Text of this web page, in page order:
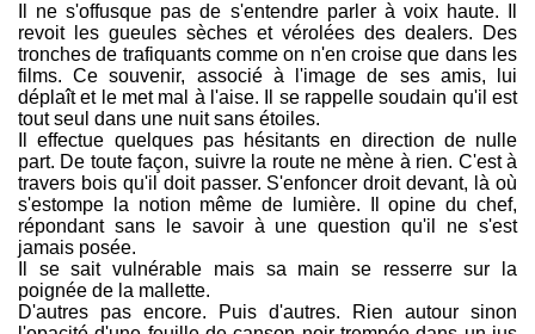
Il ne s'offusque pas de s'entendre parler à voix haute. Il
revoit les gueules sèches et vérolées des dealers. Des
tronches de trafiquants comme on n'en croise que dans les
films. Ce souvenir, associé à l'image de ses amis, lui
déplaît et le met mal à l'aise. Il se rappelle soudain qu'il est
tout seul dans une nuit sans étoiles.
Il effectue quelques pas hésitants en direction de nulle
part. De toute façon, suivre la route ne mène à rien. C'est à
travers bois qu'il doit passer. S'enfoncer droit devant, là où
s'estompe la notion même de lumière. Il opine du chef,
répondant sans le savoir à une question qu'il ne s'est
jamais posée.
Il se sait vulnérable mais sa main se resserre sur la
poignée de la mallette.
D'autres pas encore. Puis d'autres. Rien autour sinon